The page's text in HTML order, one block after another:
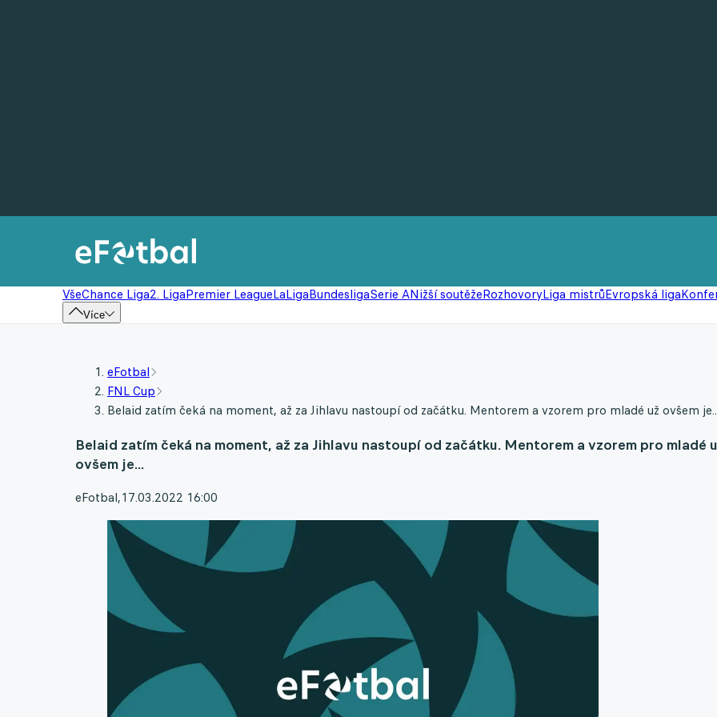
VšeChance Liga2. LigaPremier LeagueLaLigaBundesligaSerie ANižší soutěžeRozhovoryLiga mistrůEvropská liga
Více
eFotbal
FNL Cup
Belaid zatím čeká na moment, až za Jihlavu nastoupí od začátku. Mentorem a vzorem pro mladé už ovšem
Belaid zatím čeká na moment, až za Jihlavu nastoupí od začátku. Mentorem a vzorem pro mladé
ovšem je...
eFotbal,17.03.2022 16:00